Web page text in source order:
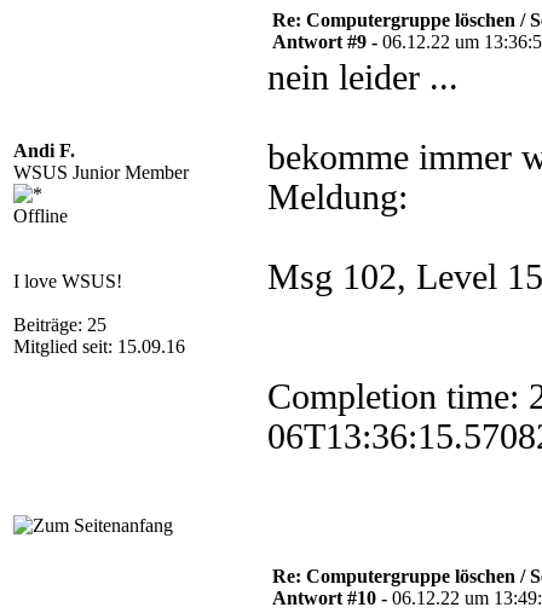
Andi F.
WSUS Junior Member
Offline
I love WSUS!
Beiträge: 25
Mitglied seit: 15.09.16
Re: Computergruppe löschen /
Antwort #9 - 06.12.22 um
nein leider ...
bekomme immer
Meldung:
Msg 102, Level
Completion time:
Re: Computergruppe löschen /
Antwort #10 - 06.12.22 um